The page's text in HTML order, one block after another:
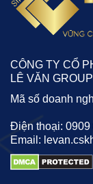
CÔNG TY CỔ
LÊ VĂN GROUP
Mã số doanh
Điện thoại: 0909
Email: